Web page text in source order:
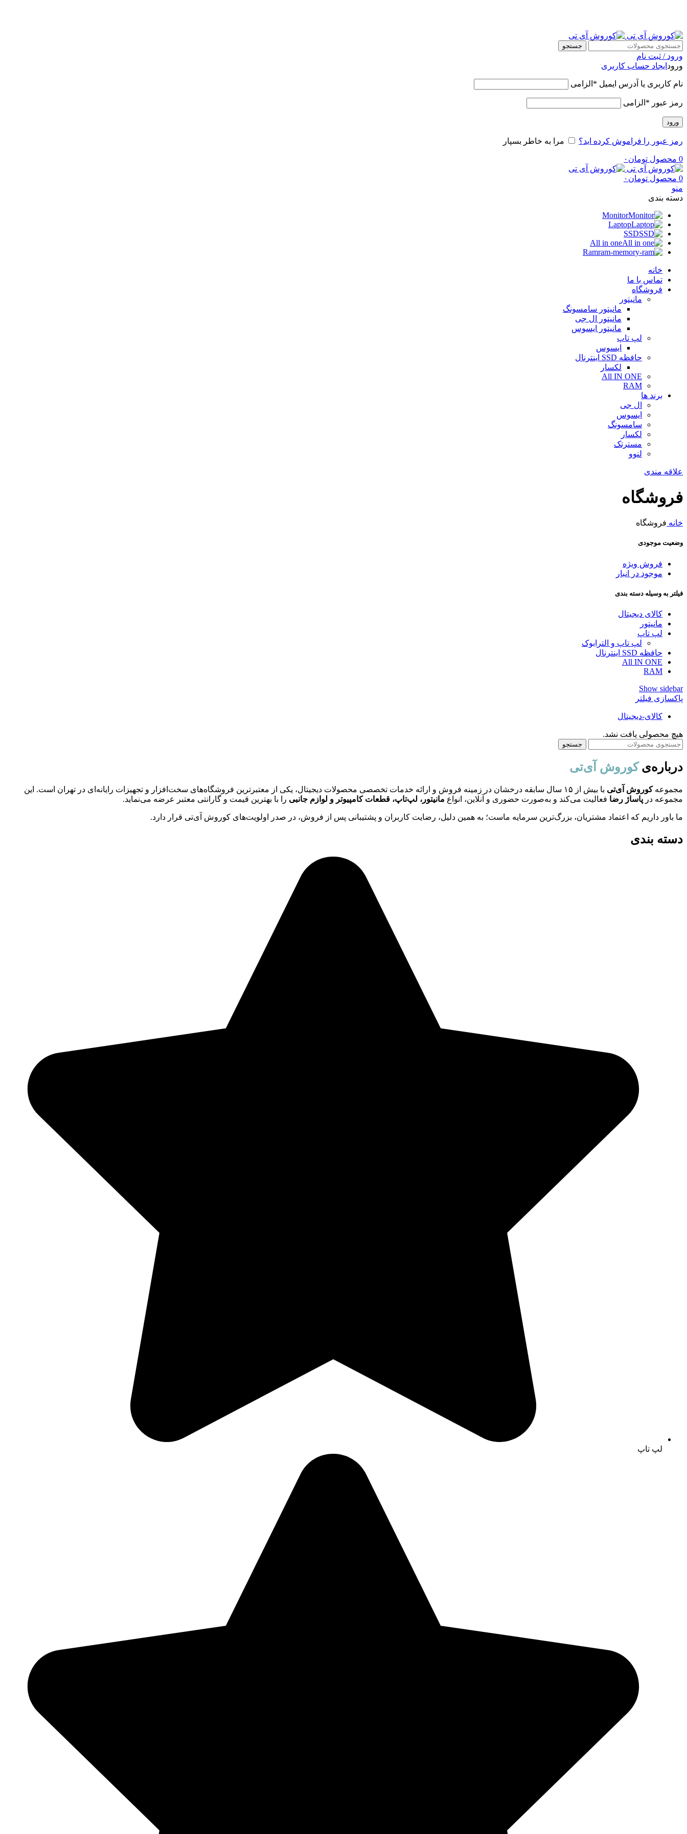
جستجو
ورود / ثبت نام
ورود ایجاد حساب کاربری
نام کاربری یا آدرس ایمیل * الزامی
رمز عبور * الزامی
ورود
رمز عبور را فراموش کرده اید؟ مرا به خاطر بسپار
0 محصول تومان ۰
0 محصول تومان ۰
منو
دسته بندی
Monitor
Laptop
SSD
All in one
Ram
خانه
تماس با ما
فروشگاه
مانیتور
مانیتور سامسونگ
مانیتور ال جی
مانیتور ایسوس
لپ تاپ
ایسوس
حافظه SSD اینترنال
لکسار
All IN ONE
RAM
برند ها
ال جی
ایسوس
سامسونگ
لکسار
مسترتک
لنوو
علاقه مندی
فروشگاه
خانه فروشگاه
وضعیت موجودی
فروش ویژه
موجود در انبار
فیلتر به وسیله دسته بندی
کالای دیجیتال
مانیتور
لپ تاپ
لپ تاپ و الترابوک
حافظه SSD اینترنال
All IN ONE
RAM
Show sidebar
پاکسازی فیلتر
کالای-دیجیتال
هیچ محصولی یافت نشد.
جستجو
درباره‌یکوروش آی‌تی
مجموعهکوروش آی‌تی
با بیش از ۱۵ سال سابقه درخشان در زمینه فروش و ارائه خدمات تخصصی محصولات دیجیتال، یکی از معتبرترین فروشگاه‌های سخت‌افزار و تجهیزات رایانه‌ای در تهران است. این
مجموعه در پاساژ رضا فعالیت می‌کند و به‌صورت حضوری و آنلاین، انواع مانیتور، لپ‌تاپ، قطعات کامپیوتر و لوازم جانبی را با بهترین قیمت و گارانتی معتبر عرضه می‌نماید.
ما باور داریم که اعتماد مشتریان، بزرگ‌ترین سرمایه ماست؛ به همین دلیل، رضایت کاربران و پشتیبانی پس از فروش، در صدر اولویت‌های کوروش آی‌تی قرار دارد.
دسته بندی
لپ تاپ